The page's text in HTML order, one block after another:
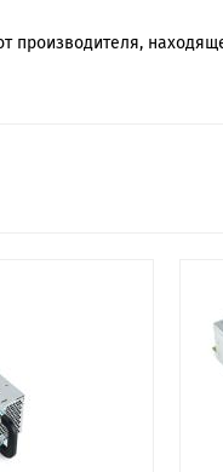
производителя,